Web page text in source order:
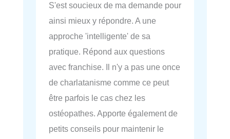
S'est soucieux de ma demande pour
ainsi mieux y répondre. A une
approche 'intelligente' de sa
pratique. Répond aux questions
avec franchise. Il n'y a pas une once
de charlatanisme comme ce peut
être parfois le cas chez les
ostéopathes. Apporte également de
petits conseils pour maintenir le